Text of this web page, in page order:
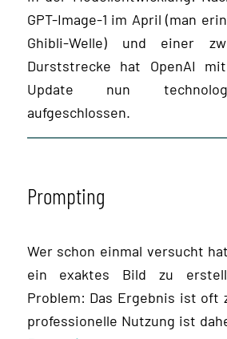
GPT-Image-1 im April (man
Ghibli-Welle) und einer
Durststrecke hat OpenAI
Update nun
aufgeschlossen.
Prompting
Wer schon einmal versucht
ein exaktes Bild zu
Problem: Das Ergebnis ist oft
professionelle Nutzung ist